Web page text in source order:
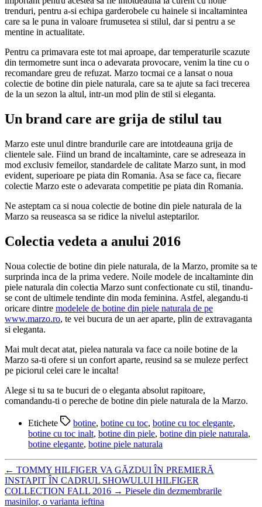
trenduri, pentru a-si echipa garderobele cu hainele si incaltamintea
care sa le puna in valoare frumusetea si stilul, dar si pentru a se
mentine in actualitate.
Pentru ca primavara este tot mai aproape, dar temperaturile scazute
din termometre sunt inca o adevarata provocare, venim la tine cu o
recomandare greu de refuzat. Marzo tocmai ce a lansat o noua
colectie de botine din piele naturala, care sa te ajute sa faci trecerea
de la un sezon la altul, intr-un mod plin de stil si eleganta.
Un brand care are grija de stilul tau
Marzo este unul dintre brandurile care are intotdeauna grija de
clientele sale. Fiind un brand de incaltaminte, care se adreseaza in
mod exclusiv femeilor, standardele de calitate Marzo sunt, in mod
evident, superioare pe piata din Romania. Asa se face ca, fiecare
colectie Marzo este o adevarata competitie pe piata din Romania.
Ne asteptam ca si noua colectie de botine din piele naturala de la
Marzo sa reuseasca sa se ridice la nivelul asteptarilor.
Colectia vedeta a anului 2016
Noua colectie de botine din piele naturala, de la Marzo, promite sa te
surprinda inca de la prima vedere. Noile modele de incaltaminte din
piele naturala din colectia Marzo sunt confectionate cu stil, tinandu-
se cont de ultimele tendinte din moda feminina. Astfel, alegandu-ti
oricare dintre modelele de botine din piele naturala de pe
www.marzo.ro, te vei bucura de un aer aparte, plin de extravaganta
si eleganta.
Mai mult decat atat, pielea naturala va face ca noile botine de la
Marzo sa-ti ofere si un confort aparte, reusind sa se muleze perfect
pe piciorul celei care le incalta!
Alege si tu sa te bucuri de o eleganta absolut rapitoare,
comandandu-ti o pereche de botine din piele naturala de la Marzo.
Etichete botine, botine cu toc, botine cu toc elegante,
botine cu toc inalt, botine din piele, botine din piele naturala,
botine elegante, botine piele naturala
← TOMMY HILFIGER VA GĂZDUI ÎN PREMIERĂ
INSTAPIT ÎN CADRUL SHOWULUI HILFIGER
COLLECTION FALL 2016 → Piesele din dezmembrarile
masinilor, o varianta ieftina